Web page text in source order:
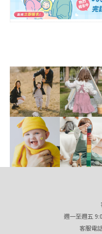
週一至週五
客服電